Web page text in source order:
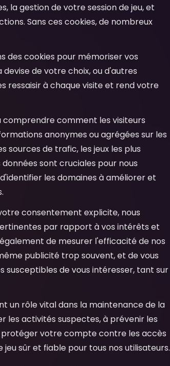
la gestion de votre session de jeu, et
Sans ces cookies, de nombreux
des cookies pour mémoriser vos
de votre choix, ou d'autres
ressaisir à chaque visite et rend votre
comprendre comment les visiteurs
anonymes ou agrégées sur les
sources de trafic, les jeux les plus
sont cruciales pour nous
les domaines à améliorer et
consentement explicite, nous
par rapport à vos intérêts et
de mesurer l'efficacité de nos
publicité trop souvent, et de vous
de vous intéresser, tant sur
un rôle vital dans la maintenance de la
les activités suspectes, à prévenir les
votre compte contre les accès
sûr et fiable pour tous nos utilisateurs.